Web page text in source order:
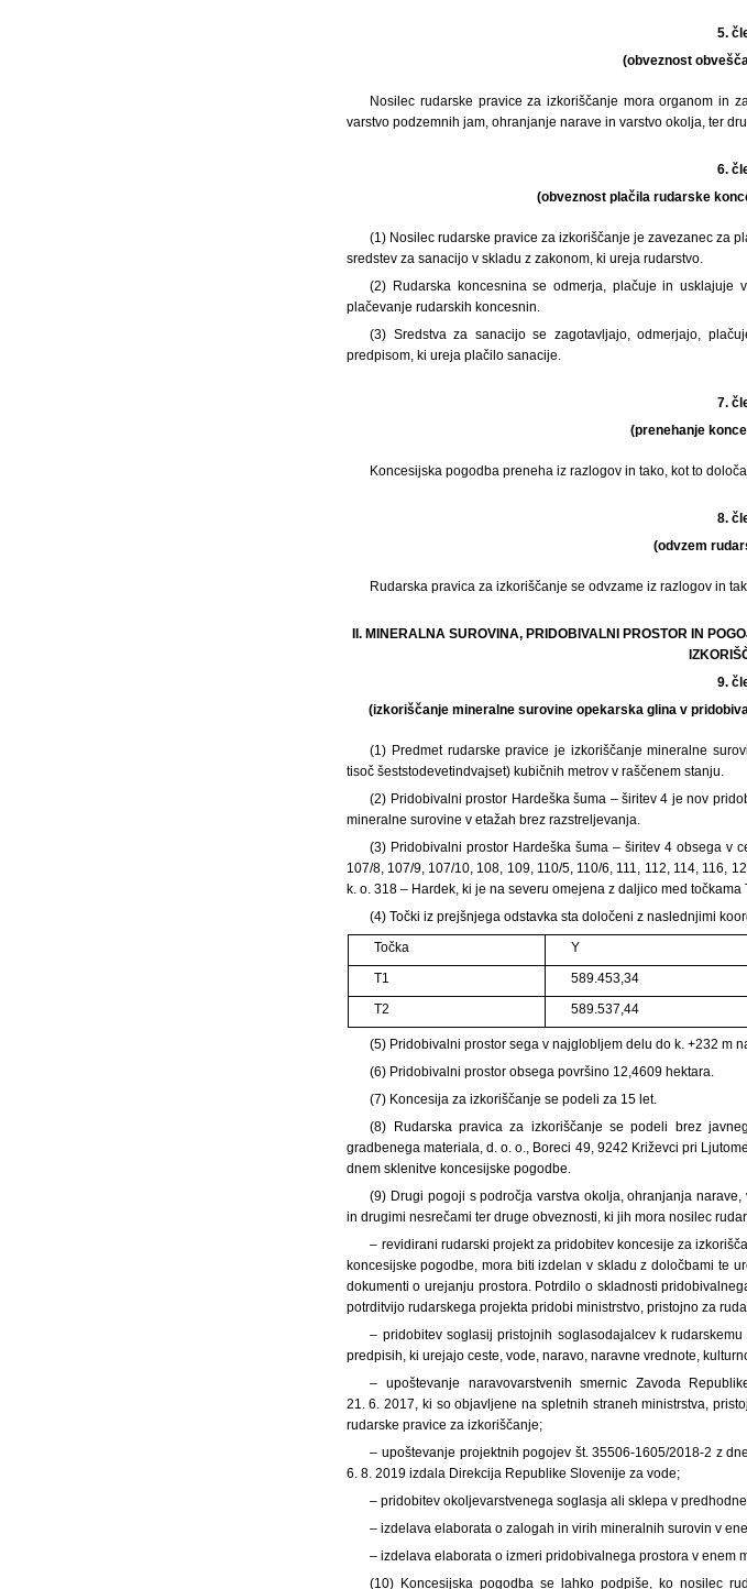
5.
(obveznost
Nosilec rudarske pravice za izkoriščanje mora organom in
varstvo podzemnih jam, ohranjanje narave in varstvo okolja, ter
6.
(obveznost plačila rudarske
(1) Nosilec rudarske pravice za izkoriščanje je zavezanec za
sredstev za sanacijo v skladu z zakonom, ki ureja rudarstvo.
(2) Rudarska koncesnina se odmerja, plačuje in
plačevanje rudarskih koncesnin.
(3) Sredstva za sanacijo se zagotavljajo, odmerjajo,
predpisom, ki ureja plačilo sanacije.
7.
(prenehanje
Koncesijska pogodba preneha iz razlogov in tako, kot to
8.
(odvzem
Rudarska pravica za izkoriščanje se odvzame iz razlogov in
II. MINERALNA SUROVINA, PRIDOBIVALNI PROSTOR IN
9.
(izkoriščanje mineralne surovine opekarska glina v
(1) Predmet rudarske pravice je izkoriščanje mineralne
tisoč šeststodevetindvajset) kubičnih metrov v raščenem stanju.
(2) Pridobivalni prostor Hardeška šuma – širitev 4 je nov
mineralne surovine v etažah brez razstreljevanja.
(3) Pridobivalni prostor Hardeška šuma – širitev 4 obsega v
107/8, 107/9, 107/10, 108, 109, 110/5, 110/6, 111, 112, 114, 116,
k. o. 318 – Hardek, ki je na severu omejena z daljico med točkama
(4) Točki iz prejšnjega odstavka sta določeni z naslednjimi
Točka
Y
T1
589.453,34
T2
589.537,44
(5) Pridobivalni prostor sega v najglobljem delu do k. +232 m
(6) Pridobivalni prostor obsega površino 12,4609 hektara.
(7) Koncesija za izkoriščanje se podeli za 15 let.
(8) Rudarska pravica za izkoriščanje se podeli brez
gradbenega materiala, d. o. o., Boreci 49, 9242 Križevci pri
dnem sklenitve koncesijske pogodbe.
(9) Drugi pogoji s področja varstva okolja, ohranjanja
in drugimi nesrečami ter druge obveznosti, ki jih mora nosilec
– revidirani rudarski projekt za pridobitev koncesije za
koncesijske pogodbe, mora biti izdelan v skladu z določbami te
dokumenti o urejanju prostora. Potrdilo o skladnosti
potrditvijo rudarskega projekta pridobi ministrstvo, pristojno za
– pridobitev soglasij pristojnih soglasodajalcev k
predpisih, ki urejajo ceste, vode, naravo, naravne vrednote,
– upoštevanje naravovarstvenih smernic Zavoda
21. 6. 2017, ki so objavljene na spletnih straneh ministrstva,
rudarske pravice za izkoriščanje;
– upoštevanje projektnih pogojev št. 35506-1605/2018-2 z
6. 8. 2019 izdala Direkcija Republike Slovenije za vode;
– pridobitev okoljevarstvenega soglasja ali sklepa v
– izdelava elaborata o zalogah in virih mineralnih surovin v
– izdelava elaborata o izmeri pridobivalnega prostora v enem
(10) Koncesijska pogodba se lahko podpiše, ko nosilec